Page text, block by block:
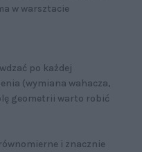
w warsztacie
po każdej
(wymiana wahacza,
geometrii warto robić
i znacznie